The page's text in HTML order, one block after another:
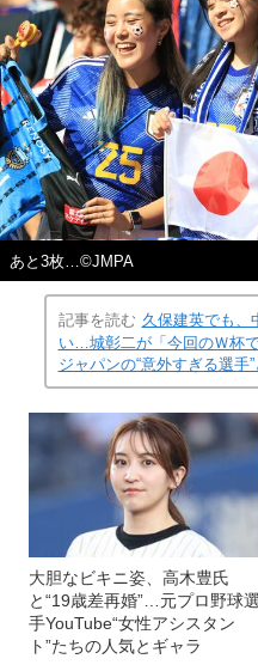
あと3枚…©JMPA
記事を読む 久保建英でも、
い…城彰二が「今回のＷ杯
ジャパンの“意外すぎる選手
大胆なビキニ姿、高木豊氏
と“19歳差再婚”…元プロ野球選
手YouTube“女性アシスタン
ト”たちの人気とギャラ